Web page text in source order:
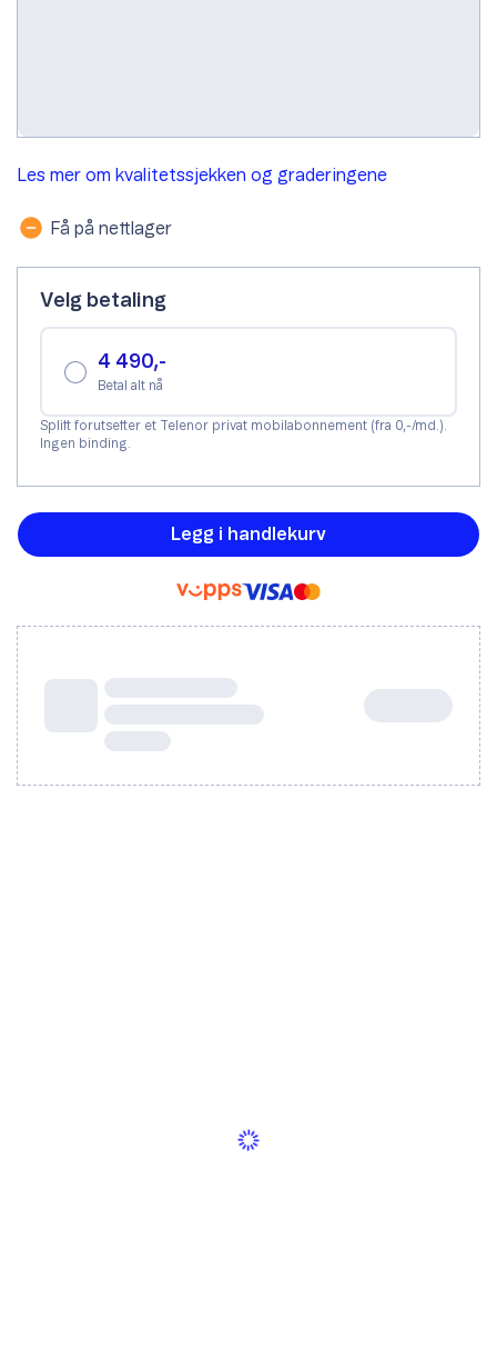
Les mer om kvalitetssjekken og graderingene
Få på nettlager
Velg betaling
4 490,-
Betal alt nå
Splitt forutsetter et Telenor privat mobilabonnement (fra 0,-/md.).
Ingen binding.
Legg i handlekurv